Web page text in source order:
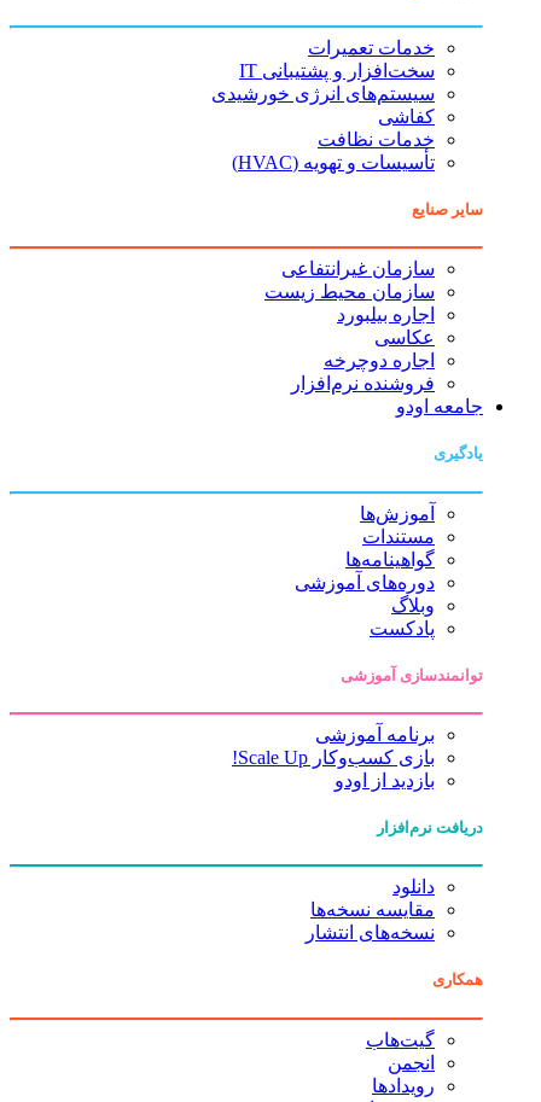
خدمات تعمیرات
سخت‌افزار و پشتیبانی IT
سیستم‌های انرژی خورشیدی
کفاشی
خدمات نظافت
تأسیسات و تهویه (HVAC)
سایر صنایع
سازمان غیرانتفاعی
سازمان محیط زیست
اجاره بیلبورد
عکاسی
اجاره دوچرخه
فروشنده نرم‌افزار
جامعه اودو
یادگیری
آموزش‌ها
مستندات
گواهینامه‌ها
دوره‌های آموزشی
وبلاگ
پادکست
توانمندسازی آموزشی
برنامه آموزشی
بازی کسب‌وکار Scale Up!
بازدید از اودو
دریافت نرم‌افزار
دانلود
مقایسه نسخه‌ها
نسخه‌های انتشار
همکاری
گیت‌هاب
انجمن
رویدادها